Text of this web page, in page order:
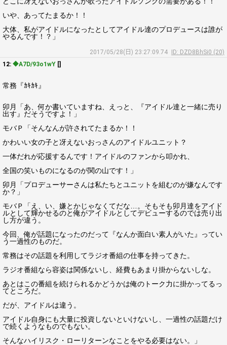
いや、あってたまるか！！
大体、私がアイドルになったとしてアイドル達のプロデュースは誰が
やるんです！？」
2017/05/28(日) 23:27:09.74
ID: DZD8BhSi0 (20)
12: ◆A7D/93o1wY []
常務『ｶｷｶｷ』
卯月「あ、何か書いていますね、えっと、『アイドル達と一緒に売り
出す』だそうですよ！」
モバＰ「そんなんが許されてたまるか！！
かわいい女の子と冴えないおっさんのアイドルユニット？
一体だれが応援するんです！アイドルのファンから叩かれ、
全国の笑いものになるのが関の山です！」
卯月「プロデューサーさんは私たちとユニットを組むのが嫌なんです
か？」
モバＰ「え、い、嫌とかじゃなくてだな…。そもそも卯月達をアイド
ルとして輝かせるのと俺がアイドルとしてデビューするのでは売り出
し方が違う。
今回、俺が話題になったのだって『なんか面白い素人がいた』ってい
う一過性のものだ。
常務はその話題を利用してラジオ番組の仕事を持ってきた。
ラジオ番組なら容姿は関係ないし、経費もあまり掛からないしな。
あとはこの番組を続けられるかどうかは俺のトーク力に掛かってるっ
てところだ。
だが、アイドルは違う。
アイドル自身にも大量に投資しないといけないし、一過性の話題だけ
で続くようなものでもない。
そんなハイリスク・ローリターンなことをやる必要はない。」